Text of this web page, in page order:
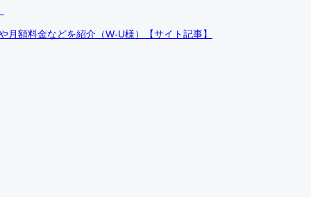
額料金などを紹介（W-U様）【サイト記事】